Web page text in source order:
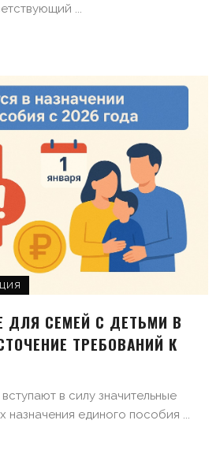
...
ДЛЯ СЕМЕЙ С ДЕТЬМИ В
ТРЕБОВАНИЙ К
в силу значительные
назначения единого пособия ...